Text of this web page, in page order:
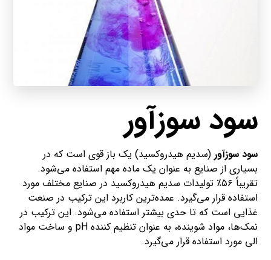
سود سوزآور
سود سوزآور (سدیم هیدروکسید) یک باز قوی است که در
بسیاری از صنایع به عنوان یک ماده مهم استفاده می‌شود.
تقریباً ۵۶٪ تولیدات سدیم هیدروکسید در صنایع مختلف مورد
استفاده قرار می‌گیرد. عمده‌ترین کاربرد این ترکیب در صنعت
غذایی است که تا حدی بیشتر استفاده می‌شود. این ترکیب در
نمک‌ها، مواد شوینده، به عنوان تنظیم کننده pH و ساخت مواد
الی مورد استفاده قرار می‌گیرد.